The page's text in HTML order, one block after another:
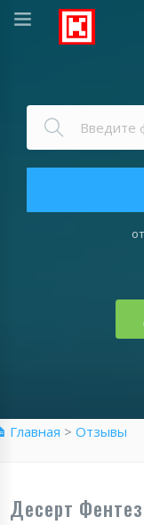
Главная > Отзывы
Десерт